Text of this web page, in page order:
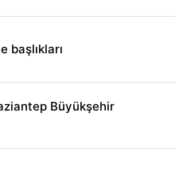
başlıkları
Büyükşehir